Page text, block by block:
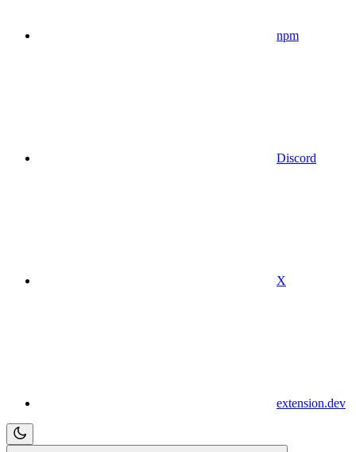
npm
Discord
X
extension.dev